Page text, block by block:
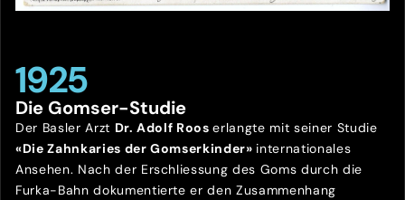
1925
Die Gomser-Studie
Der Basler Arzt Dr. Adolf Rooserlangte mit seiner Studie
«Die Zahnkaries der Gomserkinder» internationales
Ansehen. Nach der Erschliessung des Goms durch die
Furka-Bahn dokumentierte er den Zusammenhang